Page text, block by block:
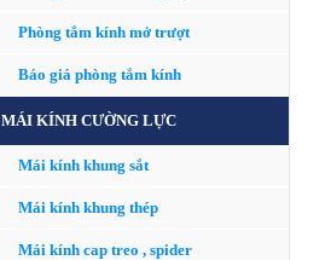
Phòng tắm kính mở trượt
Báo giá phòng tắm kính
MÁI KÍNH CƯỜNG LỰC
Mái kính khung sắt
Mái kính khung thép
Mái kính cap treo , spider